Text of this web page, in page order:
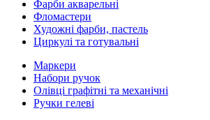
Фарби акварельні
Фломастери
Художні фарби, пастель
Циркулі та готувальні
Маркери
Набори ручок
Олівці графітні та механічні
Ручки гелеві